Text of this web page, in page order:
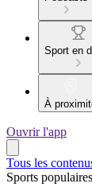
Sport en
À
Ouvrir l'app
Tous les
Sports populaires